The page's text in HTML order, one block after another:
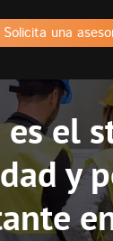
Solicita una
es el
y